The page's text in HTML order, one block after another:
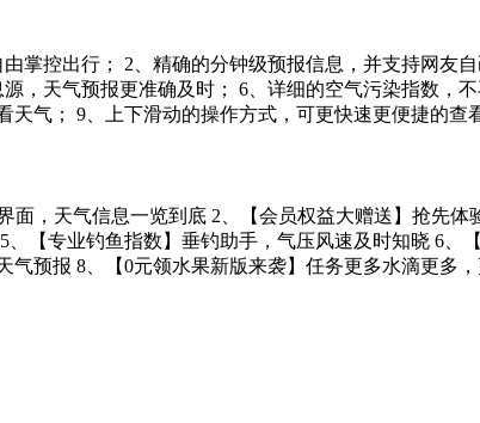
掌控出行； 2、精确的分钟级预报信息，并支持网友
，天气预报更准确及时； 6、详细的空气污染指数，
天气； 9、上下滑动的操作方式，可更快速更便捷的查
面，天气信息一览到底 2、【会员权益大赠送】抢先
【专业钓鱼指数】垂钓助手，气压风速及时知晓 6
气预报 8、【0元领水果新版来袭】任务更多水滴更